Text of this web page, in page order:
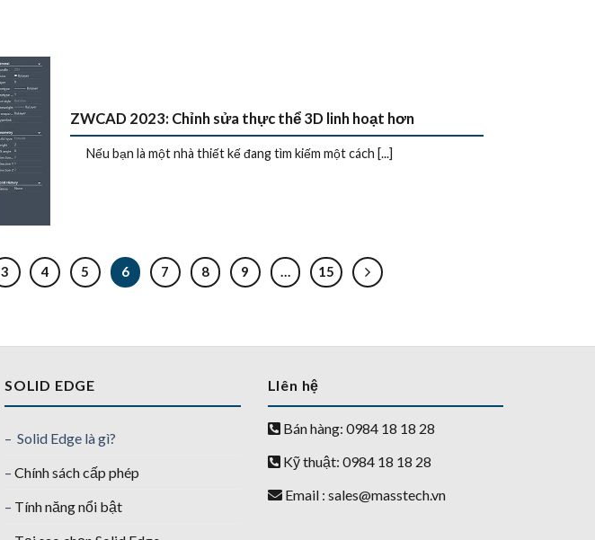
ZWCAD 2023: Chỉnh sửa thực thể 3D linh hoạt hơn
Nếu bạn là một nhà thiết kế đang tìm kiếm một cách [...]
3 4 5 6 7 8 9 … 15
SOLID EDGE
– Solid Edge là gì?
– Chính sách cấp phép
– Tính năng nổi bật
LIên hệ
Bán hàng: 0984 18 18 28
Kỹ thuật: 0984 18 18 28
Email : sales@masstech.vn